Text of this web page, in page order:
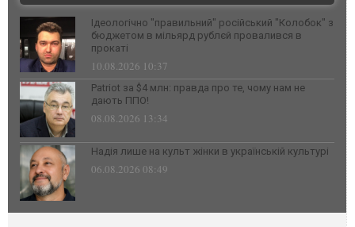
Ідеологічно "правильний" російський "Колобок" з
бюджетом в мільярд рублєй провалився в
прокаті
10.08.2026 10:37
Patriot за $4 млн: правда про те, чому нам не
дають ППО!
08.08.2026 13:34
Надія лише на культ жінки в українській культурі
06.08.2026 08:49